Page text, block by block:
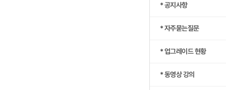
* 공지사항
* 자주묻는질문
* 업그레이드 현황
* 동영상 강의